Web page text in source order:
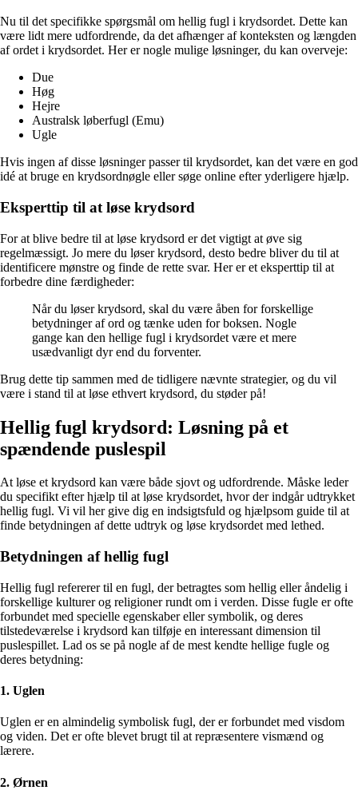
Nu til det specifikke spørgsmål om hellig fugl i krydsordet. Dette kan
være lidt mere udfordrende, da det afhænger af konteksten og længden
af ordet i krydsordet. Her er nogle mulige løsninger, du kan overveje:
Due
Høg
Hejre
Australsk løberfugl (Emu)
Ugle
Hvis ingen af disse løsninger passer til krydsordet, kan det være en god
idé at bruge en krydsordnøgle eller søge online efter yderligere hjælp.
Eksperttip til at løse krydsord
For at blive bedre til at løse krydsord er det vigtigt at øve sig
regelmæssigt. Jo mere du løser krydsord, desto bedre bliver du til at
identificere mønstre og finde de rette svar. Her er et eksperttip til at
forbedre dine færdigheder:
Når du løser krydsord, skal du være åben for forskellige
betydninger af ord og tænke uden for boksen. Nogle
gange kan den hellige fugl i krydsordet være et mere
usædvanligt dyr end du forventer.
Brug dette tip sammen med de tidligere nævnte strategier, og du vil
være i stand til at løse ethvert krydsord, du støder på!
Hellig fugl krydsord: Løsning på et
spændende puslespil
At løse et krydsord kan være både sjovt og udfordrende. Måske leder
du specifikt efter hjælp til at løse krydsordet, hvor der indgår udtrykket
hellig fugl. Vi vil her give dig en indsigtsfuld og hjælpsom guide til at
finde betydningen af dette udtryk og løse krydsordet med lethed.
Betydningen af hellig fugl
Hellig fugl refererer til en fugl, der betragtes som hellig eller åndelig i
forskellige kulturer og religioner rundt om i verden. Disse fugle er ofte
forbundet med specielle egenskaber eller symbolik, og deres
tilstedeværelse i krydsord kan tilføje en interessant dimension til
puslespillet. Lad os se på nogle af de mest kendte hellige fugle og
deres betydning:
1. Uglen
Uglen er en almindelig symbolisk fugl, der er forbundet med visdom
og viden. Det er ofte blevet brugt til at repræsentere vismænd og
lærere.
2. Ørnen